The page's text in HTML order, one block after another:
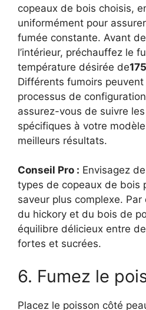
copeaux de bois choisis,
uniformément pour
fumée constante. Avant
l’intérieur, préchauffez le
température désirée de
Différents fumoirs
processus de
assurez-vous de suivre
spécifiques à votre
meilleurs résultats.
Conseil Pro : Envisagez
types de copeaux de bois
saveur plus complexe.
du hickory et du bois de
équilibre délicieux entre
fortes et sucrées.
6. Fumez le
Placez le poisson côté